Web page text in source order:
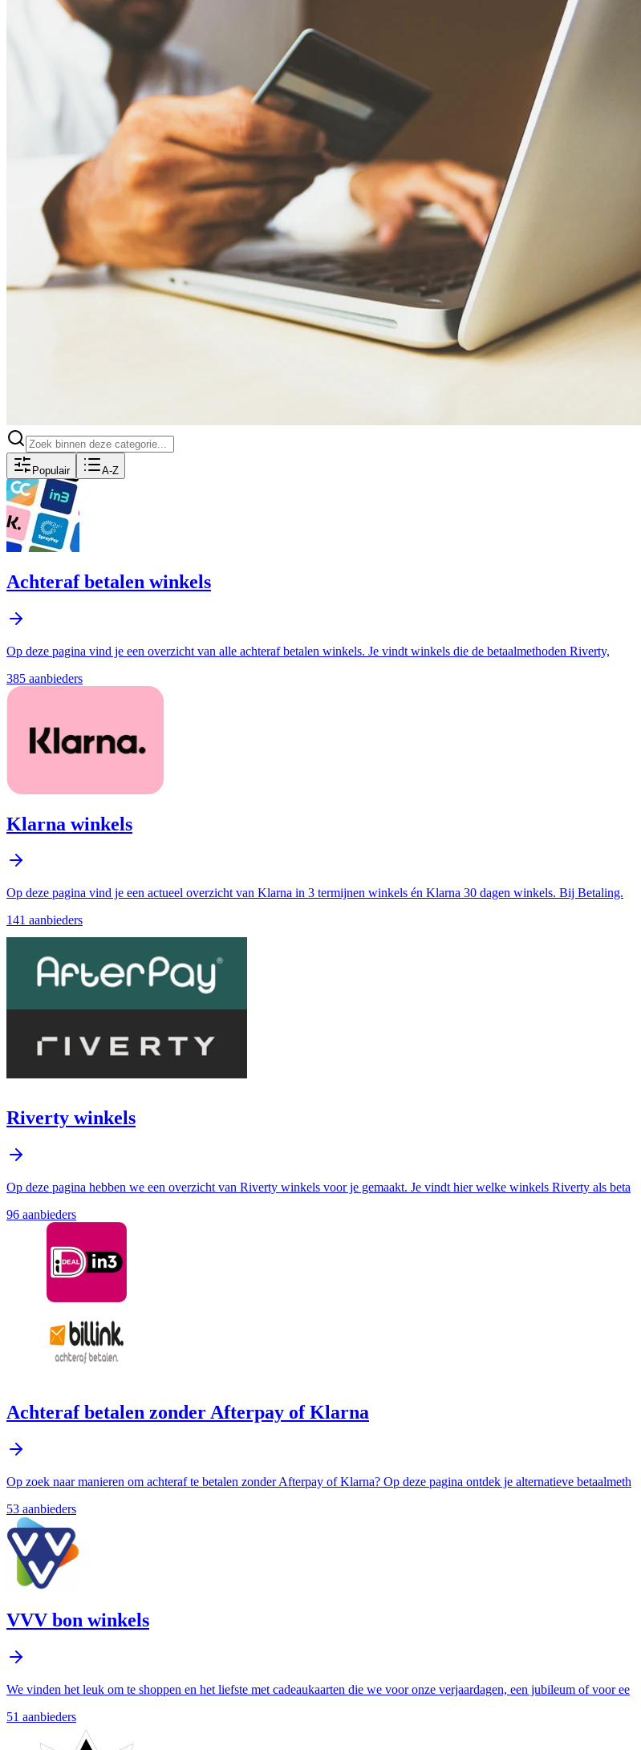
Populair A-Z
Achteraf betalen winkels
Op deze pagina vind je een overzicht van alle achteraf betalen winkels. Je vindt winkels die de betaalmethoden Riverty,
385 aanbieders
Klarna winkels
Op deze pagina vind je een actueel overzicht van Klarna in 3 termijnen winkels én Klarna 30 dagen winkels. Bij Betaling.
141 aanbieders
Riverty winkels
Op deze pagina hebben we een overzicht van Riverty winkels voor je gemaakt. Je vindt hier welke winkels Riverty als beta
96 aanbieders
Achteraf betalen zonder Afterpay of Klarna
Op zoek naar manieren om achteraf te betalen zonder Afterpay of Klarna? Op deze pagina ontdek je alternatieve betaalmeth
53 aanbieders
VVV bon winkels
We vinden het leuk om te shoppen en het liefste met cadeaukaarten die we voor onze verjaardagen, een jubileum of voor ee
51 aanbieders